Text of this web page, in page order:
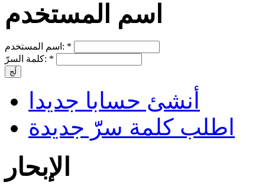
اسم المستخدم
اسم المستخدم: *
كلمة السرّ: *
أنشئ حسابا جديدا
اطلب كلمة سرّّ جديدة
الإبحار